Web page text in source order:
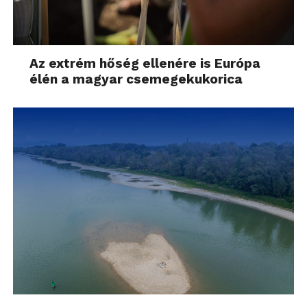
Az extrém hőség ellenére is Európa
élén a magyar csemegekukorica